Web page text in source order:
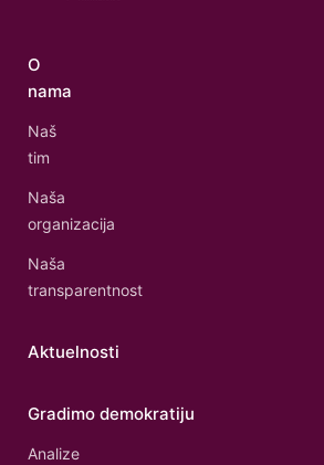
O
nama
Naš
tim
Naša
organizacija
Naša
transparentnost
Aktuelnosti
Gradimo demokratiju
Analize